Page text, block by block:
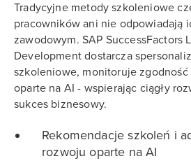
Tradycyjne metody szkoleniowe
pracowników ani nie odpowiadają
zawodowym. SAP SuccessFactors
Development dostarcza
szkoleniowe, monitoruje
oparte na AI - wspierając ciągły
sukces biznesowy.
Rekomendacje szkoleń i
rozwoju oparte na AI